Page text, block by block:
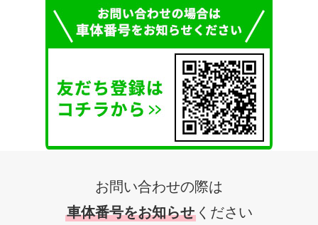
お問い合わせの際は
車体番号をお知らせ ください